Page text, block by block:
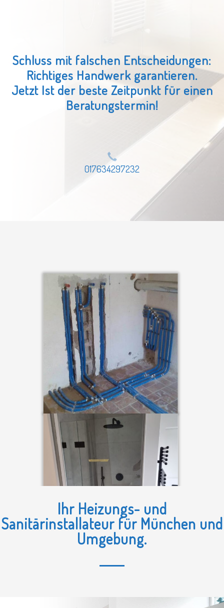
Schluss mit falschen Entscheidungen:
Richtiges Handwerk garantieren.
Jetzt Ist der beste Zeitpunkt für einen
Beratungstermin!
017634297232
Ihr Heizungs- und
Sanitärinstallateur für München und
Umgebung.